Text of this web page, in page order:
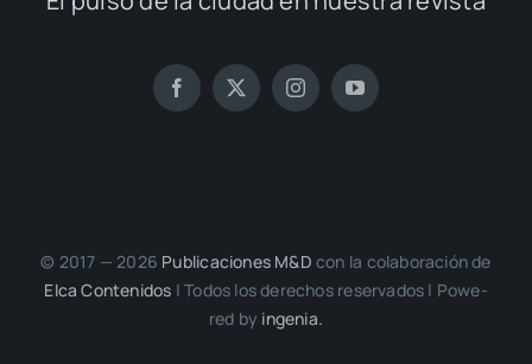
© 2017 — 2026 Publi­ca­cio­nes M&D con la cola­bo­ra­ción de
Elca Con­te­ni­dos | Todos los dere­chos reser­va­dos | Powe­
red by inge­nia.